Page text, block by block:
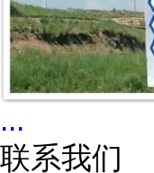
...
联系我们